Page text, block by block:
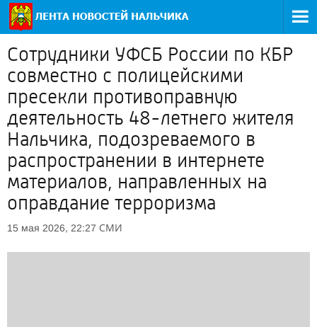
Сотрудники УФСБ России по КБР
совместно с полицейскими
пресекли противоправную
деятельность 48-летнего жителя
Нальчика, подозреваемого в
распространении в интернете
материалов, направленных на
оправдание терроризма
15 мая 2026, 22:27 СМИ